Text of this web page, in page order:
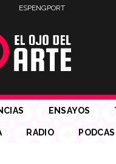
ESPENGPORT
ENSAYOS
RADIO